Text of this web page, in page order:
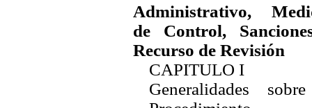
Administrativo,
de Control,
Recurso de Revisión
CAPITULO I
Generalidades